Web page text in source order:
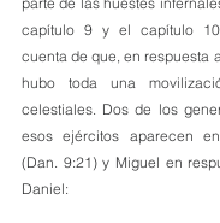
capítulo 9 y el capítulo
cuenta de que, en respuesta
hubo toda una
celestiales. Dos de los
esos ejércitos aparecen
(Dan. 9:21) y Miguel en
Daniel: